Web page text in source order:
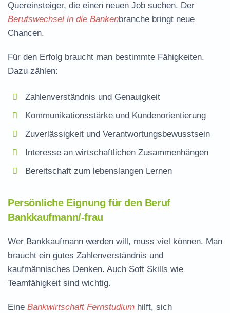
Quereinsteiger, die einen neuen Job suchen. Der
Berufswechsel in die Bankenbranche bringt neue
Chancen.
Für den Erfolg braucht man bestimmte Fähigkeiten.
Dazu zählen:
Zahlenverständnis und Genauigkeit
Kommunikationsstärke und Kundenorientierung
Zuverlässigkeit und Verantwortungsbewusstsein
Interesse an wirtschaftlichen Zusammenhängen
Bereitschaft zum lebenslangen Lernen
Persönliche Eignung für den Beruf
Bankkaufmann/-frau
Wer Bankkaufmann werden will, muss viel können. Man
braucht ein gutes Zahlenverständnis und
kaufmännisches Denken. Auch Soft Skills wie
Teamfähigkeit sind wichtig.
Eine Bankwirtschaft Fernstudium hilft, sich